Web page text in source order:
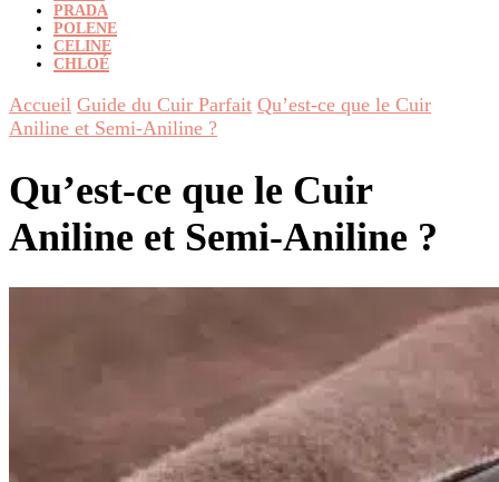
PRADA
POLENE
CELINE
CHLOÉ
Accueil Guide du Cuir Parfait Qu’est-ce que le Cuir
Aniline et Semi-Aniline ?
Qu’est-ce que le Cuir
Aniline et Semi-Aniline ?